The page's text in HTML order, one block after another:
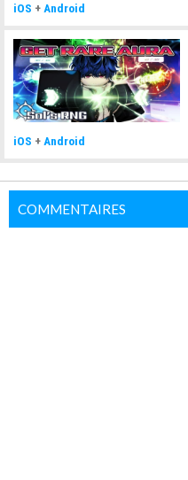
iOS + Android
iOS +Android
COMMENTAIRES